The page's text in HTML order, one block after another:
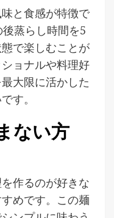
と食感が特徴で
蒸らし時間を5
で楽しむことが
ョナルや料理好
大限に活かした
す。
ない方
作るのが好きな
めです。この麺